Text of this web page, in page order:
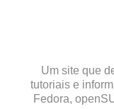
Um site que
tutoriais e
Fedora,